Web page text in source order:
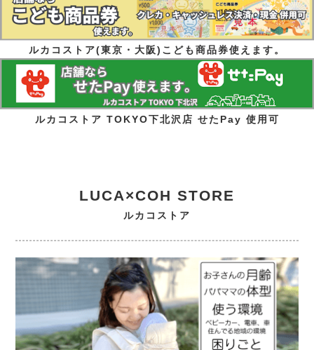
ルカコストア(東京・大阪)こども商品券使えます。
ルカコストア TOKYO下北沢店 せたPay 使用可
LUCA×COH STORE
ルカコストア